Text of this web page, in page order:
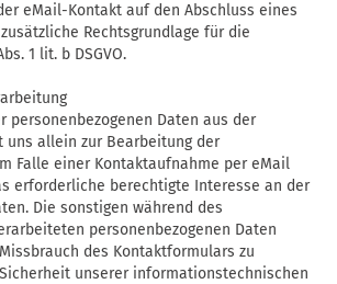
eMail-Kontakt auf den Abschluss eines
Rechtsgrundlage für die
1 lit. b DSGVO.
personenbezogenen Daten aus der
uns allein zur Bearbeitung der
Falle einer Kontaktaufnahme per eMail
erforderliche berechtigte Interesse an der
Die sonstigen während des
personenbezogenen Daten
des Kontaktformulars zu
unserer informationstechnischen